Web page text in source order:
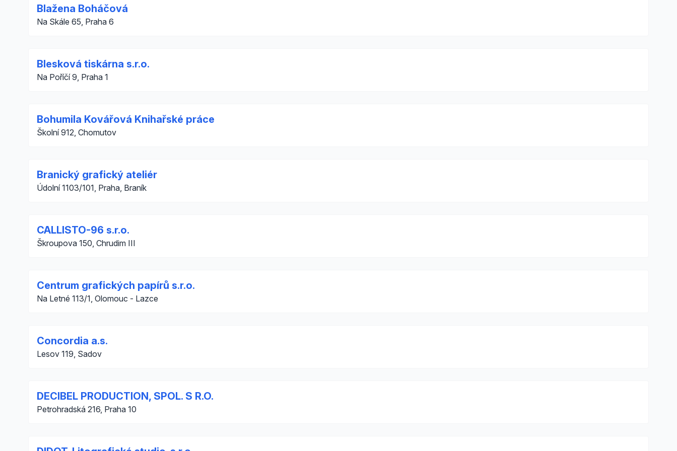
Blažena Boháčová
Na Skále 65, Praha 6
Blesková tiskárna s.r.o.
Na Poříčí 9, Praha 1
Bohumila Kovářová Knihařské práce
Školní 912, Chomutov
Branický grafický ateliér
Údolní 1103/101, Praha, Braník
CALLISTO-96 s.r.o.
Škroupova 150, Chrudim III
Centrum grafických papírů s.r.o.
Na Letné 113/1, Olomouc - Lazce
Concordia a.s.
Lesov 119, Sadov
DECIBEL PRODUCTION, SPOL. S R.O.
Petrohradská 216, Praha 10